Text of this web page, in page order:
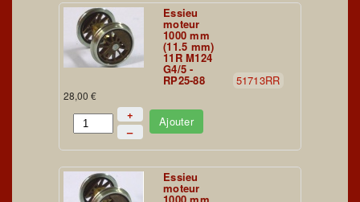
Essieu
moteur
1000 mm
(11.5 mm)
11R M124
G4/5 -
RP25-88 51713RR
28,00 €
+
–
Ajouter
Essieu
moteur